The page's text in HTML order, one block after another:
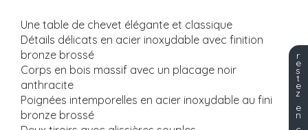
Une table de chevet élégante et classique
Détails délicats en acier inoxydable avec finition
bronze brossé
Corps en bois massif avec un placage noir
anthracite
Poignées intemporelles en acier inoxydable au fini
bronze brossé
r
e
s
t
e
z
e
n